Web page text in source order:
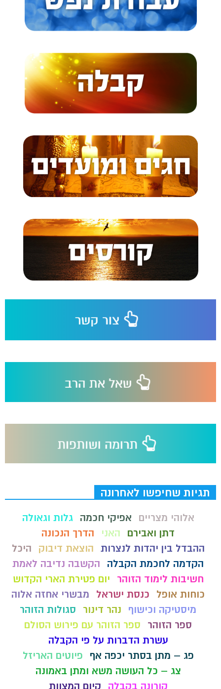
תגיות שחיפשו לאחרונה
אלוהי מצריים אפיקי חכמה
גלות וגאולה
דתן ואבירם
האני
הדרך הנכונה
ההבדל בין יהדות לנצרות הוצאת דיבוק
היכל
הקדמה לחכמת הקבלה
הקשבה נדיבה לאמת
חשיבות לימוד הזוהר
יום פטירת הארי הקדוש
כוחות אופל
כנסת ישראל
מבשרי אחזה אלוה
מיסטיקה וכישוף
נהר דינור
סגולות הזוהר
ספר הזוהר
ספר הזוהר עם פירוש הסולם
עשרת הדברות על פי הקבלה
פג – מתן בסתר יכפה אף
פיוטים האריזל
צג – כל העושה משא ומתן באמונה
קורונה בקבלה
קיום המצוות